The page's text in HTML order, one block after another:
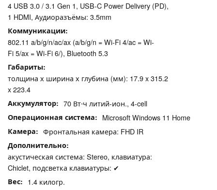
4 USB 3.0 / 3.1 Gen 1, USB-C Power Delivery (PD),
1 HDMI, Аудиоразъёмы: 3.5mm
Коммуникации
802.11 a/b/g/n/ac/ax (a/b/g/n = Wi-Fi 4/ac = Wi-
Fi 5/ax = Wi-Fi 6/), Bluetooth 5.3
Габариты
толщина х ширина х глубина (мм): 17.9 x 315.2
x 223.4
Аккумулятор 70 Вт⋅ч литий-ион., 4-cell
Операционная система Microsoft Windows 11 Home
Камера Фронтальная камера: FHD IR
Дополнительно
акустическая система: Stereo, клавиатура:
Chiclet, подсветка клавиатуры: ✔
Вес 1.4 килогр.